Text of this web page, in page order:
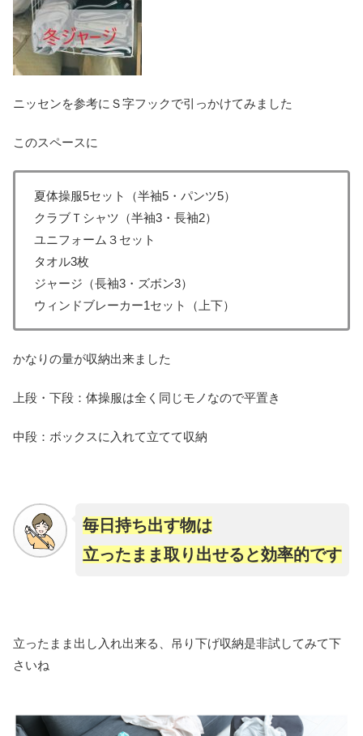
ニッセンを参考にＳ字フックで引っかけてみました
このスペースに
夏体操服5セット（半袖5・パンツ5）
クラブＴシャツ（半袖3・長袖2）
ユニフォーム３セット
タオル3枚
ジャージ（長袖3・ズボン3）
ウィンドブレーカー1セット（上下）
かなりの量が収納出来ました
上段・下段：体操服は全く同じモノなので平置き
中段：ボックスに入れて立てて収納
毎日持ち出す物は
立ったまま取り出せると効率的です
立ったまま出し入れ出来る、吊り下げ収納是非試してみて下
さいね